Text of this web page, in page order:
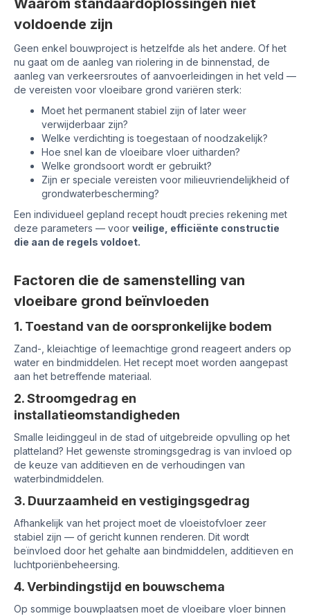
Waarom standaardoplossingen niet
voldoende zijn
Geen enkel bouwproject is hetzelfde als het andere. Of het
nu gaat om de aanleg van riolering in de binnenstad, de
aanleg van verkeersroutes of aanvoerleidingen in het veld —
de vereisten voor vloeibare grond variëren sterk:
Moet het permanent stabiel zijn of later weer
verwijderbaar zijn?
Welke verdichting is toegestaan of noodzakelijk?
Hoe snel kan de vloeibare vloer uitharden?
Welke grondsoort wordt er gebruikt?
Zijn er speciale vereisten voor milieuvriendelijkheid of
grondwaterbescherming?
Een individueel gepland recept houdt precies rekening met
deze parameters — voor veilige, efficiënte constructie
die aan de regels voldoet.
Factoren die de samenstelling van
vloeibare grond beïnvloeden
1. Toestand van de oorspronkelijke bodem
Zand-, kleiachtige of leemachtige grond reageert anders op
water en bindmiddelen. Het recept moet worden aangepast
aan het betreffende materiaal.
2. Stroomgedrag en
installatieomstandigheden
Smalle leidinggeul in de stad of uitgebreide opvulling op het
platteland? Het gewenste stromingsgedrag is van invloed op
de keuze van additieven en de verhoudingen van
waterbindmiddelen.
3. Duurzaamheid en vestigingsgedrag
Afhankelijk van het project moet de vloeistofvloer zeer
stabiel zijn — of gericht kunnen renderen. Dit wordt
beïnvloed door het gehalte aan bindmiddelen, additieven en
luchtporiënbeheersing.
4. Verbindingstijd en bouwschema
Op sommige bouwplaatsen moet de vloeibare vloer binnen